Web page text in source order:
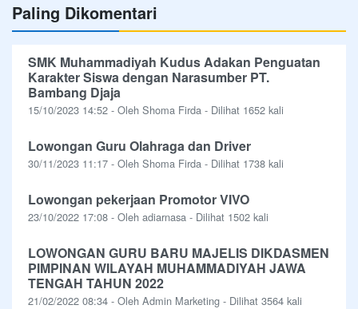
Paling Dikomentari
SMK Muhammadiyah Kudus Adakan Penguatan
Karakter Siswa dengan Narasumber PT.
Bambang Djaja
15/10/2023 14:52 - Oleh Shoma Firda - Dilihat 1652 kali
Lowongan Guru Olahraga dan Driver
30/11/2023 11:17 - Oleh Shoma Firda - Dilihat 1738 kali
Lowongan pekerjaan Promotor VIVO
23/10/2022 17:08 - Oleh adiarnasa - Dilihat 1502 kali
LOWONGAN GURU BARU MAJELIS DIKDASMEN
PIMPINAN WILAYAH MUHAMMADIYAH JAWA
TENGAH TAHUN 2022
21/02/2022 08:34 - Oleh Admin Marketing - Dilihat 3564 kali